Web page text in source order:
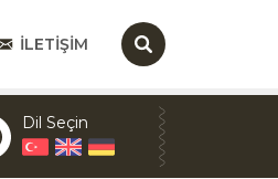
İLETIŞIM
Dil Seçin